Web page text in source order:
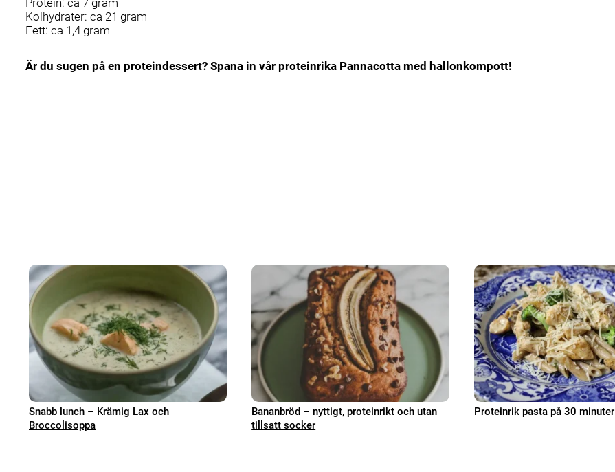
Protein: ca 7 gram
Kolhydrater: ca 21 gram
Fett: ca 1,4 gram
Är du sugen på en proteindessert? Spana in vår proteinrika Pannacotta med hallonkompott!
Snabb lunch – Krämig Lax och
Broccolisoppa
Bananbröd – nyttigt, proteinrikt och utan
tillsatt socker
Proteinrik pasta på 30 minuter